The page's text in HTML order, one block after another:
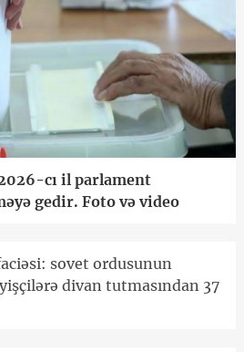
cı il parlament
gedir. Foto və video
sovet ordusunun
divan tutmasından 37